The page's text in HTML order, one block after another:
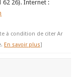
62 26). Internet :
à condition de citer Ar
En savoir plus]